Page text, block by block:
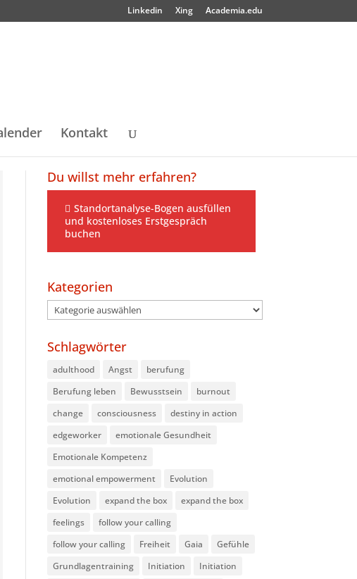
Linkedin Xing Academia.edu
Kontakt
Du willst mehr erfahren?
Standortanalyse-Bogen ausfüllen
und kostenloses Erstgespräch
buchen
Kategorien
Kategorien
Schlagwörter
adulthood Angst
berufung
Berufung leben
Bewusstsein
burnout
change
consciousness
destiny in action
edgeworker
emotionale Gesundheit
Emotionale Kompetenz
emotional empowerment
Evolution
Evolution
expand the box
expand the box
feelings
follow your calling
follow your calling
Freiheit Gaia
Gefühle
Grundlagentraining
Initiation
Initiation